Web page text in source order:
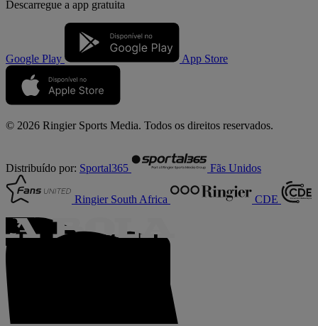
Descarregue a app gratuita
Google Play App Store
© 2026 Ringier Sports Media. Todos os direitos reservados.
Distribuído por: Sportal365 Fãs Unidos
Ringier South Africa CDE